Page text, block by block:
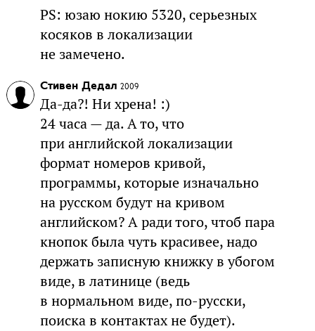
PS: юзаю нокию 5320, серьезных
косяков в локализации
не замечено.
Стивен Дедал 2009
Да-да?! Ни хрена! :)
24 часа — да. А то, что
при английской локализации
формат номеров кривой,
программы, которые изначально
на русском будут на кривом
английском? А ради того, чтоб пара
кнопок была чуть красивее, надо
держать записную книжку в убогом
виде, в латинице (ведь
в нормальном виде, по-русски,
поиска в контактах не будет).